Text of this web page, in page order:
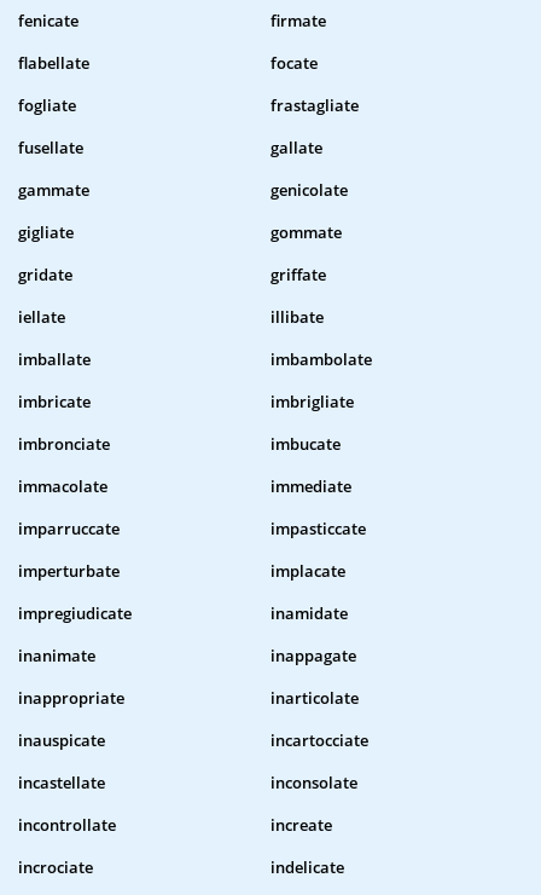
fenicate
firmate
flabellate
focate
fogliate
frastagliate
fusellate
gallate
gammate
genicolate
gigliate
gommate
gridate
griffate
iellate
illibate
imballate
imbambolate
imbricate
imbrigliate
imbronciate
imbucate
immacolate
immediate
imparruccate
impasticcate
imperturbate
implacate
impregiudicate
inamidate
inanimate
inappagate
inappropriate
inarticolate
inauspicate
incartocciate
incastellate
inconsolate
incontrollate
increate
incrociate
indelicate